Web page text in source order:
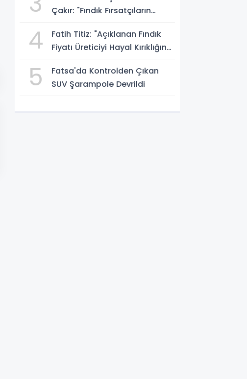
Çakır: "Fındık Fırsatçıların
4
Fatih Titiz: "Açıklanan Fındık
Fiyatı Üreticiyi Hayal Kırıklığına
5
Fatsa'da Kontrolden Çıkan
SUV Şarampole Devrildi